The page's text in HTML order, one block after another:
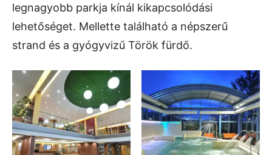
legnagyobb parkja kínál kikapcsolódási
lehetőséget. Mellette található a népszerű
strand és a gyógyvizű Török fürdő.